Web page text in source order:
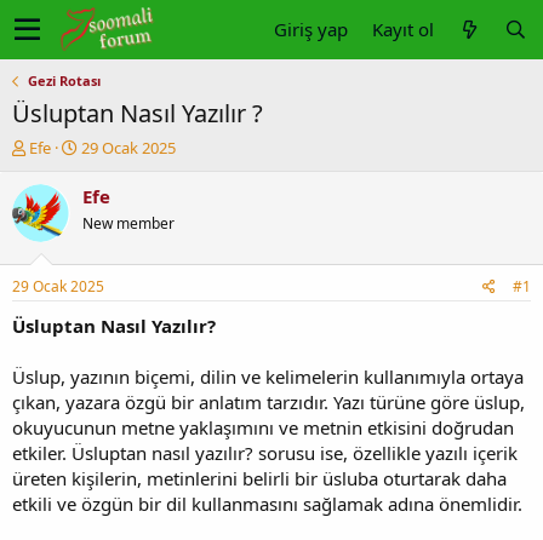
Giriş yap Kayıt ol
Gezi Rotası
Üsluptan Nasıl Yazılır ?
K
n
u
y
b
a
ş
t
a
n
Efe
B
ş
a
g
ı
ç
r
i
h
i
29 Ocak 2025
Efe
New member
29 Ocak 2025 #1
Üsluptan Nasıl Yazılır?
Üslup, yazının biçemi, dilin ve kelimelerin kullanımıyla ortaya
çıkan, yazara özgü bir anlatım tarzıdır. Yazı türüne göre üslup,
okuyucunun metne yaklaşımını ve metnin etkisini doğrudan
etkiler. Üsluptan nasıl yazılır? sorusu ise, özellikle yazılı içerik
üreten kişilerin, metinlerini belirli bir üsluba oturtarak daha
etkili ve özgün bir dil kullanmasını sağlamak adına önemlidir.